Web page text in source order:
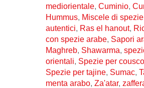
mediorientale, Cuminio,
Hummus, Miscele di
autentici, Ras el hanout,
con spezie arabe, Sapori
Maghreb, Shawarma,
orientali, Spezie per
Spezie per tajine, Sumac,
menta arabo, Za'atar,